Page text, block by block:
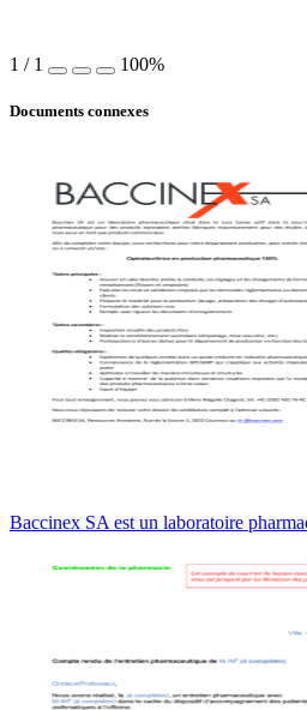
1 / 1 100%
Documents connexes
Baccinex SA est un laboratoire